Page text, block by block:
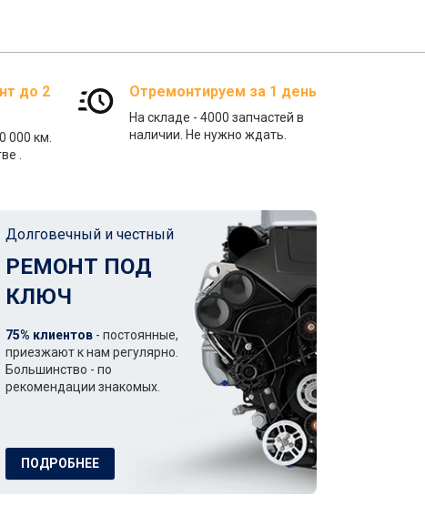
до 2
000 км.
.
Отремонтируем за 1 день
На складе - 4000 запчастей в
наличии. Не нужно ждать.
Долговечный и честный
РЕМОНТ ПОД
КЛЮЧ
75% клиентов - постоянные,
приезжают к нам регулярно.
Большинство - по
рекомендации знакомых.
ПОДРОБНЕЕ